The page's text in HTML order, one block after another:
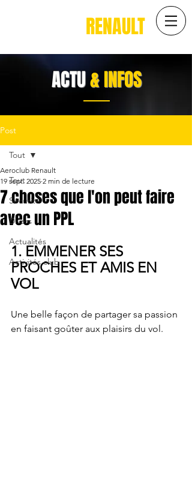
RENAULT
ACTU& INFOS
Post
Tout
Sécurité
Divers
Actualités
Activités club
Tout
7 choses que l'on peut faire
avec un PPL
Aeroclub Renault
19 sept. 2025 2 min de lecture
1. EMMENER SES
PROCHES ET AMIS EN
VOL
Une belle façon de partager sa passion
en faisant goûter aux plaisirs du vol.